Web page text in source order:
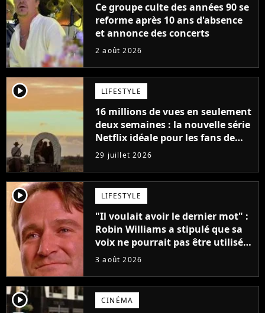
Ce groupe culte des années 90 se
reforme après 10 ans d'absence
et annonce des concerts
2 août 2026
player2 LIFESTYLE
16 millions de vues en seulement
deux semaines : la nouvelle série
Netflix idéale pour les fans de
Yellowstone
29 juillet 2026
player2 LIFESTYLE
"Il voulait avoir le dernier mot" :
Robin Williams a stipulé que sa
voix ne pourrait pas être utilisée
avant 2039, pourtant Disney
inédits
3 août 2026
player2 CINÉMA